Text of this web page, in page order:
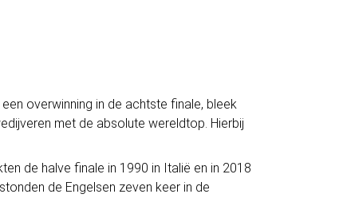
overwinning in de achtste finale, bleek
met de absolute wereldtop. Hierbij
de halve finale in 1990 in Italië en in 2018
de Engelsen zeven keer in de